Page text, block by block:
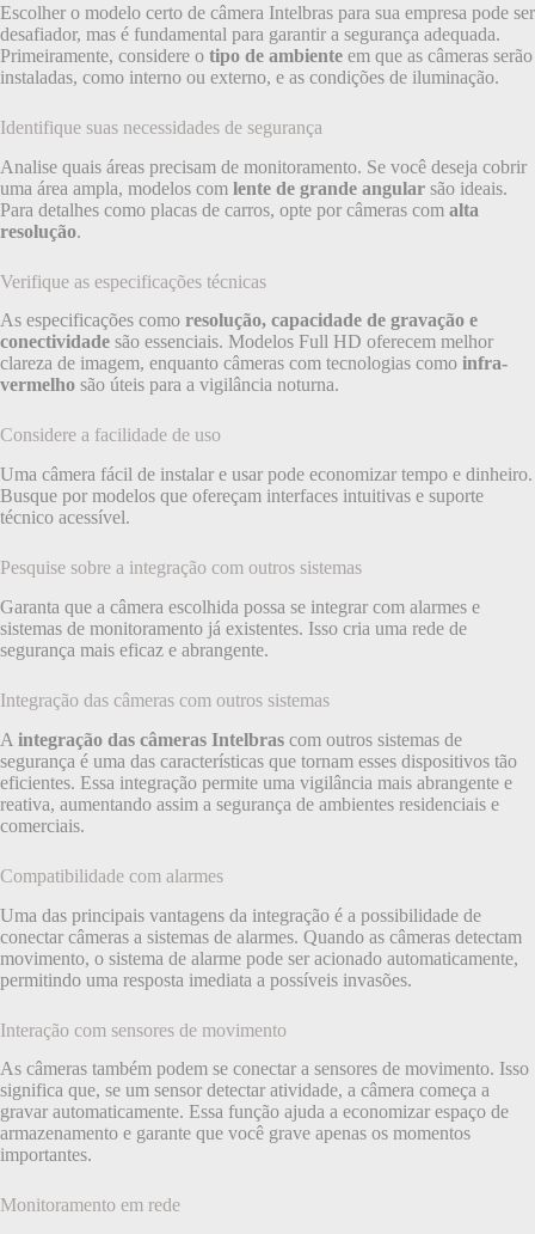
Escolher o modelo certo de câmera Intelbras para sua empresa pode ser
desafiador, mas é fundamental para garantir a segurança adequada.
Primeiramente, considere o tipo de ambiente em que as câmeras serão
instaladas, como interno ou externo, e as condições de iluminação.
Identifique suas necessidades de segurança
Analise quais áreas precisam de monitoramento. Se você deseja cobrir
uma área ampla, modelos com lente de grande angular são ideais.
Para detalhes como placas de carros, opte por câmeras com alta
resolução.
Verifique as especificações técnicas
As especificações como resolução, capacidade de gravação e
conectividade são essenciais. Modelos Full HD oferecem melhor
clareza de imagem, enquanto câmeras com tecnologias como infra-
vermelho são úteis para a vigilância noturna.
Considere a facilidade de uso
Uma câmera fácil de instalar e usar pode economizar tempo e dinheiro.
Busque por modelos que ofereçam interfaces intuitivas e suporte
técnico acessível.
Pesquise sobre a integração com outros sistemas
Garanta que a câmera escolhida possa se integrar com alarmes e
sistemas de monitoramento já existentes. Isso cria uma rede de
segurança mais eficaz e abrangente.
Integração das câmeras com outros sistemas
A integração das câmeras Intelbras com outros sistemas de
segurança é uma das características que tornam esses dispositivos tão
eficientes. Essa integração permite uma vigilância mais abrangente e
reativa, aumentando assim a segurança de ambientes residenciais e
comerciais.
Compatibilidade com alarmes
Uma das principais vantagens da integração é a possibilidade de
conectar câmeras a sistemas de alarmes. Quando as câmeras detectam
movimento, o sistema de alarme pode ser acionado automaticamente,
permitindo uma resposta imediata a possíveis invasões.
Interação com sensores de movimento
As câmeras também podem se conectar a sensores de movimento. Isso
significa que, se um sensor detectar atividade, a câmera começa a
gravar automaticamente. Essa função ajuda a economizar espaço de
armazenamento e garante que você grave apenas os momentos
importantes.
Monitoramento em rede